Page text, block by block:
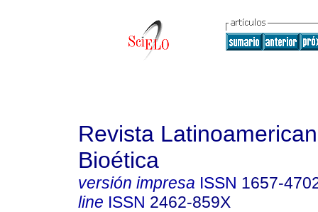
Revista
Bioética
versión impresa ISSN 1657-
line ISSN 2462-859X